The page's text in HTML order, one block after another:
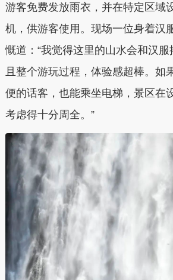
游客免费发放雨衣，并在特定区域
机，供游客使用。现场一位身着汉
慨道：“我觉得这里的山水会和汉
且整个游玩过程，体验感超棒。如
便的话客，也能乘坐电梯，景区在
考虑得十分周全。”